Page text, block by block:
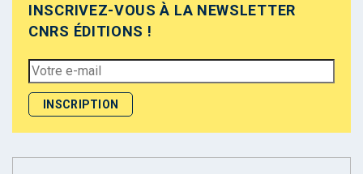
INSCRIVEZ-VOUS À LA NEWSLETTER
CNRS ÉDITIONS !